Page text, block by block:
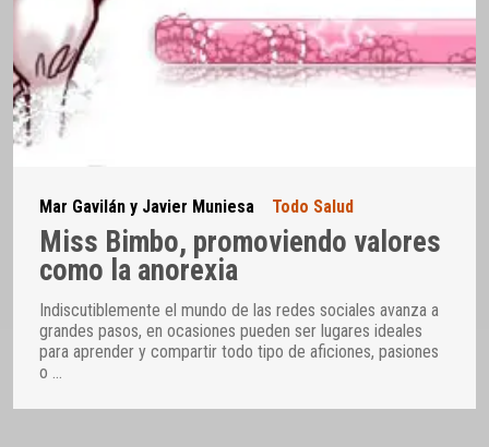
Mar Gavilán y Javier Muniesa Todo Salud
Miss Bimbo, promoviendo valores
como la anorexia
Indiscutiblemente el mundo de las redes sociales avanza a
grandes pasos, en ocasiones pueden ser lugares ideales
para aprender y compartir todo tipo de aficiones, pasiones
o …